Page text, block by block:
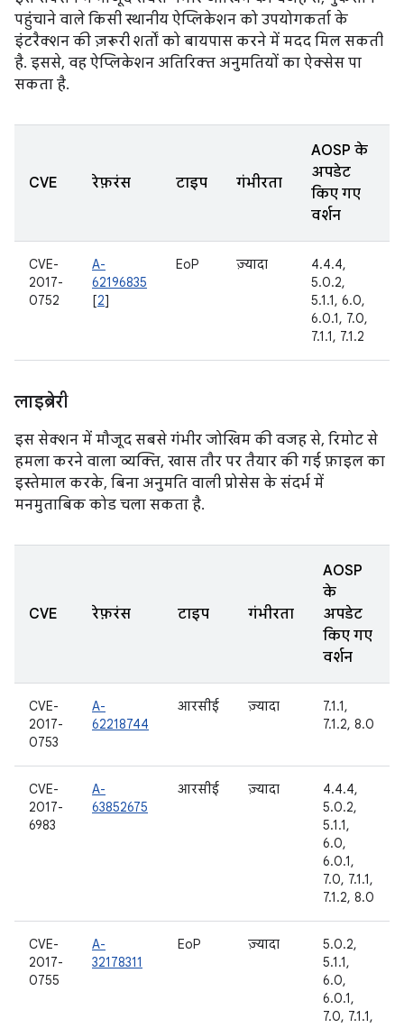
पहुंचाने वाले किसी स्थानीय ऐप्लिकेशन को उपयोगकर्ता के
इंटरैक्शन की ज़रूरी शर्तों को बायपास करने में मदद मिल सकती
है. इससे, वह ऐप्लिकेशन अतिरिक्त अनुमतियों का ऐक्सेस पा
सकता है.
CVE रेफ़रंस टाइप गंभीरता
AOSP के
अपडेट
किए गए
वर्शन
CVE-
2017-
0752
A-
62196835
[2]
EoP ज़्यादा
4.4.4,
5.0.2,
5.1.1, 6.0,
6.0.1, 7.0,
7.1.1, 7.1.2
लाइब्रेरी
इस सेक्शन में मौजूद सबसे गंभीर जोखिम की वजह से, रिमोट से
हमला करने वाला व्यक्ति, खास तौर पर तैयार की गई फ़ाइल का
इस्तेमाल करके, बिना अनुमति वाली प्रोसेस के संदर्भ में
मनमुताबिक कोड चला सकता है.
CVE रेफ़रंस टाइप गंभीरता
AOSP
के
अपडेट
किए गए
वर्शन
CVE-
2017-
0753
A-
62218744
आरसीई ज़्यादा
7.1.1,
7.1.2, 8.0
CVE-
2017-
6983
A-
63852675
आरसीई ज़्यादा
4.4.4,
5.0.2,
5.1.1,
6.0,
6.0.1,
7.0, 7.1.1,
7.1.2, 8.0
CVE-
2017-
0755
A-
32178311
EoP ज़्यादा
5.0.2,
5.1.1,
6.0,
6.0.1,
7.0, 7.1.1,